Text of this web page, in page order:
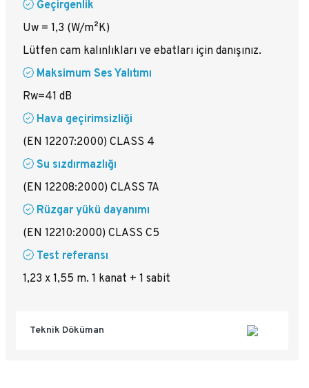
Geçirgenlik
Uw = 1,3 (W/m²K)
Lütfen cam kalınlıkları ve ebatları için danışınız.
Maksimum Ses Yalıtımı
Rw=41 dB
Hava geçirimsizliği
(EN 12207:2000) CLASS 4
Su sızdırmazlığı
(EN 12208:2000) CLASS 7A
Rüzgar yükü dayanımı
(EN 12210:2000) CLASS C5
Test referansı
1,23 x 1,55 m. 1 kanat + 1 sabit
Teknik Döküman